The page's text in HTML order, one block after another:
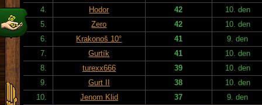
4.
Hodor 42
10. den
5.
Zero 42
10. den
6.
Krakonoš 10° 41
9. den
7.
Gurtík 41
10. den
8.
turexx666 39
10. den
9.
Gurt II 38
10. den
10.
Jenom Klid 37 9. den